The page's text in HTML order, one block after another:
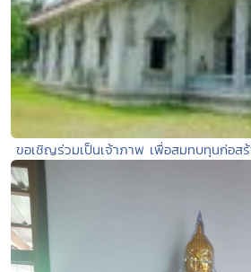
ขอเชิญร่วมเป็นเจ้าภาพ เพื่อสมทบทุนก่อส